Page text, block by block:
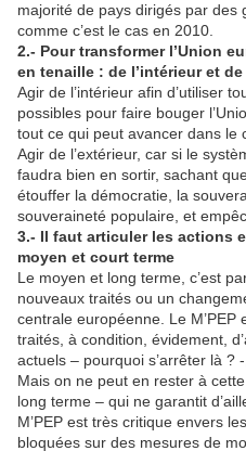
majorité de pays dirigés par des
comme c’est le cas en 2010.
2.- Pour transformer l’Union
en tenaille : de l’intérieur et de
Agir de l’intérieur afin d’utiliser
possibles pour faire bouger
tout ce qui peut avancer dans le
Agir de l’extérieur, car si le
faudra bien en sortir, sachant
étouffer la démocratie, la
souveraineté populaire, et
3.- Il faut articuler les actions
moyen et court terme
Le moyen et long terme, c’est
nouveaux traités ou un
centrale européenne. Le
traités, à condition, évidement,
actuels – pourquoi s’arrêter là ?
Mais on ne peut en rester à
long terme – qui ne garantit
M’PEP est très critique envers
bloquées sur des mesures de